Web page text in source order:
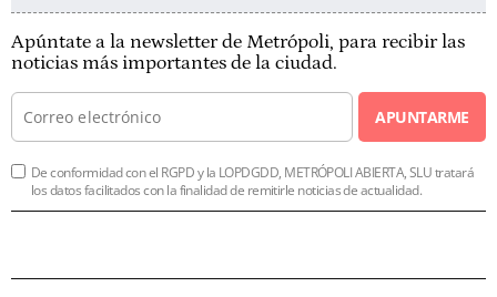
Apúntate a la newsletter de Metrópoli, para recibir las
noticias más importantes de la ciudad.
APUNTARME
De conformidad con el RGPD y la LOPDGDD, METRÓPOLI ABIERTA, SLU tratará
los datos facilitados con la finalidad de remitirle noticias de actualidad.